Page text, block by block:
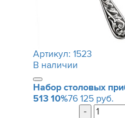
Артикул: 1523
В наличии
Набор столовых
513 10%76 125 руб.
-